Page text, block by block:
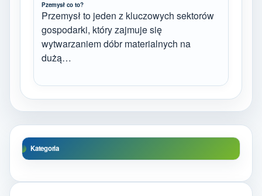
Pzemysł co to?
Przemysł to jeden z kluczowych sektorów
gospodarki, który zajmuje się
wytwarzaniem dóbr materialnych na
dużą…
Kategoria